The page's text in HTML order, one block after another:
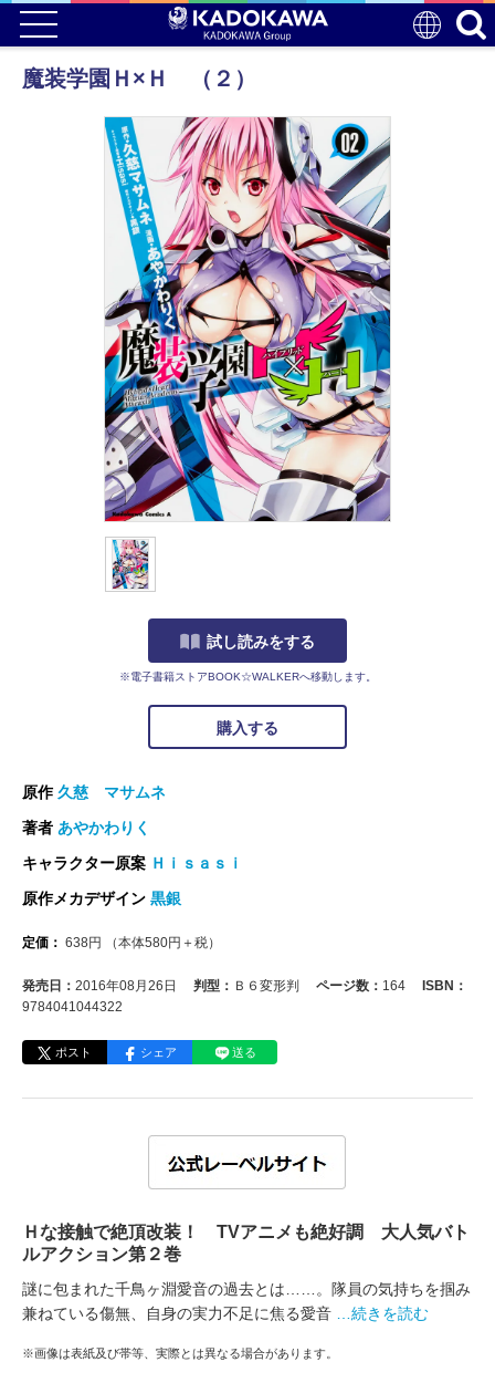
魔装学園Ｈ×Ｈ （２）
試し読みをする
※電子書籍ストアBOOK☆WALKERへ移動します。
購入する
原作久慈 マサムネ
著者 あやかわりく
キャラクター原案 Ｈｉｓａｓｉ
原作メカデザイン 黒銀
定価： 638円 （本体580円＋税）
発売日： 2016年08月26日 判型： Ｂ６変形判 ページ数： 164
ISBN：
9784041044322
ポスト シェア 送る
Ｈな接触で絶頂改装！ TVアニメも絶好調 大人気バト
ルアクション第２巻
謎に包まれた千鳥ヶ淵愛音の過去とは……。隊員の気持ちを掴み
兼ねている傷無、自身の実力不足に焦る愛音
…続きを読む
※画像は表紙及び帯等、実際とは異なる場合があります。